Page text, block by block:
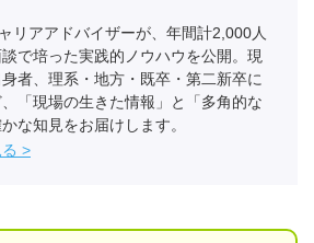
リアアドバイザーが、年間計2,000人
で培った実践的ノウハウを公開。現
者、理系・地方・既卒・第二新卒に
「現場の生きた情報」と「多角的な
な知見をお届けします。